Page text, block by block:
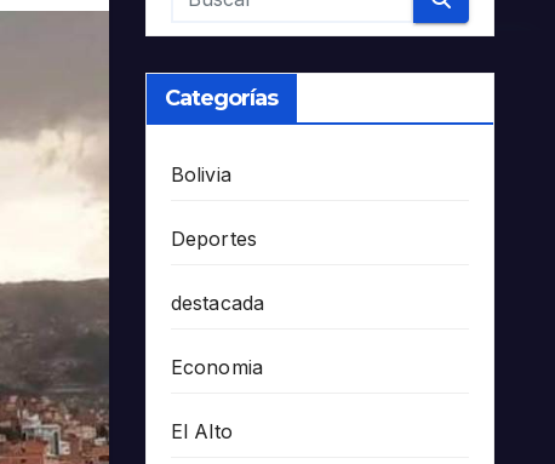
Categorías
Bolivia
Deportes
destacada
Economia
El Alto